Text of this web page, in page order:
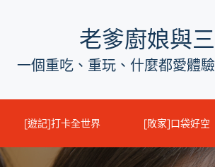
老爹廚娘與
一個重吃、重玩、什麼都愛體
[遊記]打卡全世界 [敗家]口袋好空